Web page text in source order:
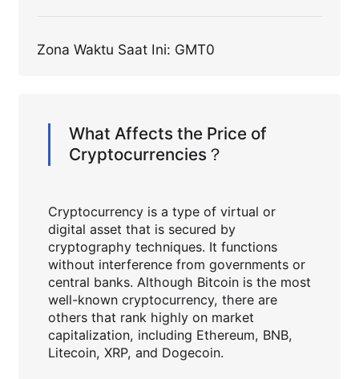
Zona Waktu Saat Ini: GMT0
What Affects the Price of
Cryptocurrencies？
Cryptocurrency is a type of virtual or
digital asset that is secured by
cryptography techniques. It functions
without interference from governments or
central banks. Although Bitcoin is the most
well-known cryptocurrency, there are
others that rank highly on market
capitalization, including Ethereum, BNB,
Litecoin, XRP, and Dogecoin.